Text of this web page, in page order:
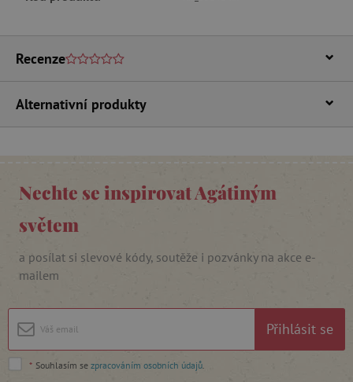
Recenze
Alternativní produkty
Nechte se inspirovat Agátiným
světem
a posílat si slevové kódy, soutěže i pozvánky na akce e-
mailem
Přihlásit se
* Souhlasím se zpracováním osobních údajů
přihlášení uživatele a správa účtu. Webové
stránky nelze bez nezbytně nutných souborů
Doména